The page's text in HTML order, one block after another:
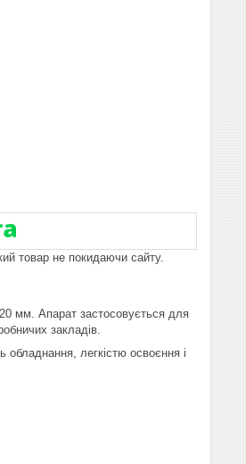
товар не покидаючи сайту.
мм. Апарат застосовується для
закладів.
обладнання, легкістю освоєння і